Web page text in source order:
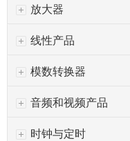
放大器
线性产品
模数转换器
音频和视频产品
时钟与定时